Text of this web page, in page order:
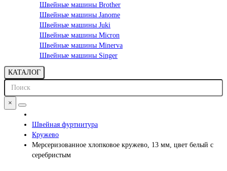
Швейные машины Brother
Швейные машины Janome
Швейные машины Juki
Швейные машины Micron
Швейные машины Minerva
Швейные машины Singer
КАТАЛОГ
×
Швейная фуртнитура
Кружево
Мерсеризованное хлопковое кружево, 13 мм, цвет белый с
серебристым